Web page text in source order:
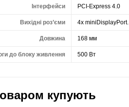
Інтерфейси PCI-Express 4.0
Вихідні роз’єми 4x miniDisplayPort.
Довжина 168 мм
до блоку живлення 500 Вт
купують